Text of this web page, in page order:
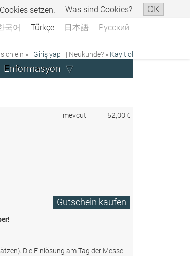
setzen. Was sind Cookies? OK
국어 Türkçe 日本語 Русский
ein » Giriş yap | Neukunde? » Kayıt ol
Enformasyon
mevcut 52,00 €
Gutschein kaufen
Die Einlösung am Tag der Messe